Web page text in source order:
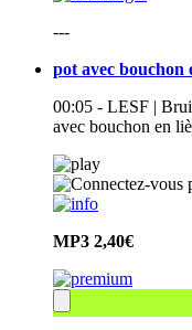
---
pot avec bouchon
00:05 - LESF |
avec bouchon en
MP3 2,40€